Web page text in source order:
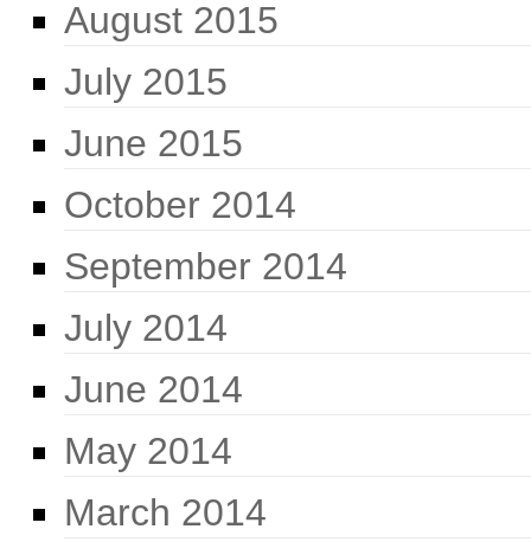
August 2015
July 2015
June 2015
October 2014
September 2014
July 2014
June 2014
May 2014
March 2014